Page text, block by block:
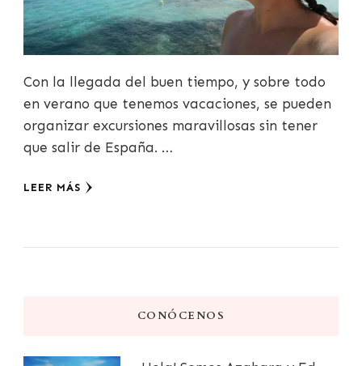
Con la llegada del buen tiempo, y sobre todo
en verano que tenemos vacaciones, se pueden
organizar excursiones maravillosas sin tener
que salir de España. …
LEER MÁS
CONÓCENOS